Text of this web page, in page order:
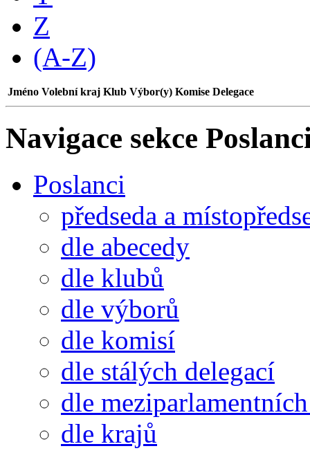
Z
(A-Z)
Jméno Volební kraj Klub Výbor(y) Komise Delegace
Navigace sekce
Poslanci
předseda a
dle abecedy
dle klubů
dle výborů
dle komisí
dle stálých delegací
dle
dle krajů